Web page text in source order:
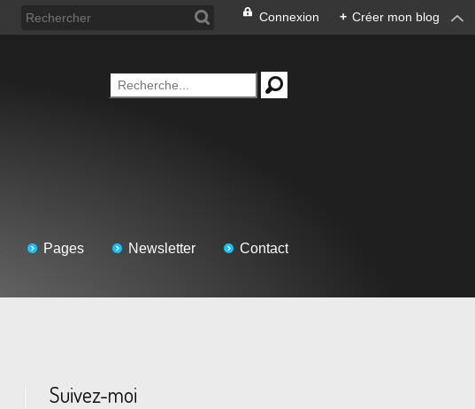
Connexion + Créer mon blog
Pages Newsletter Contact
Suivez-moi